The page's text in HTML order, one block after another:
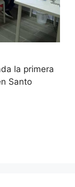
la primera
Santo